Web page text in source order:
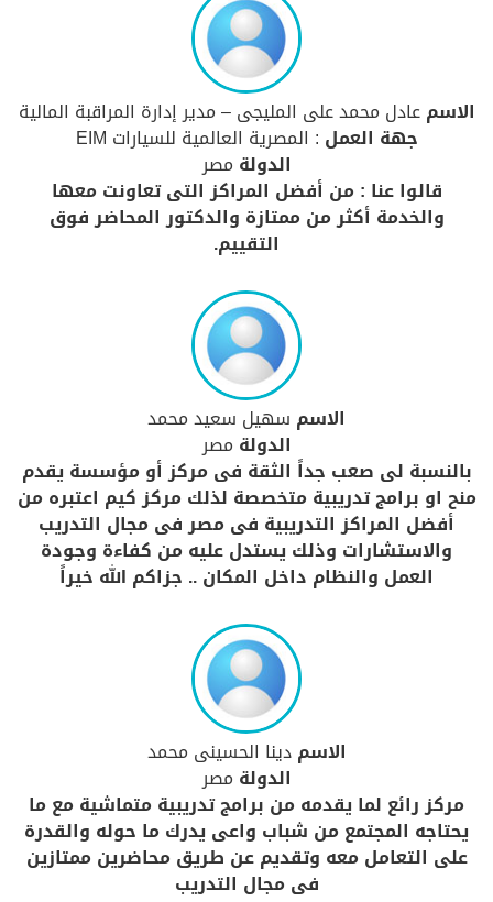
الاسمعادل محمد على المليجى – مدير إدارة المراقبة المالية
جهة العمل : المصرية العالمية للسيارات EIM
الدولة مصر
قالوا عنا : من أفضل المراكز التى تعاونت معها
والخدمة أكثر من ممتازة والدكتور المحاضر فوق
التقييم.
الاسم سهيل سعيد محمد
الدولة مصر
بالنسبة لى صعب جداً الثقة فى مركز أو مؤسسة يقدم
منح او برامج تدريبية متخصصة لذلك مركز كيم اعتبره من
أفضل المراكز التدريبية فى مصر فى مجال التدريب
والاستشارات وذلك يستدل عليه من كفاءة وجودة
العمل والنظام داخل المكان .. جزاكم الله خيراً
الاسمدينا الحسينى محمد
الدولة مصر
مركز رائع لما يقدمه من برامج تدريبية متماشية مع ما
يحتاجه المجتمع من شباب واعى يدرك ما حوله والقدرة
على التعامل معه وتقديم عن طريق محاضرين ممتازين
فى مجال التدريب